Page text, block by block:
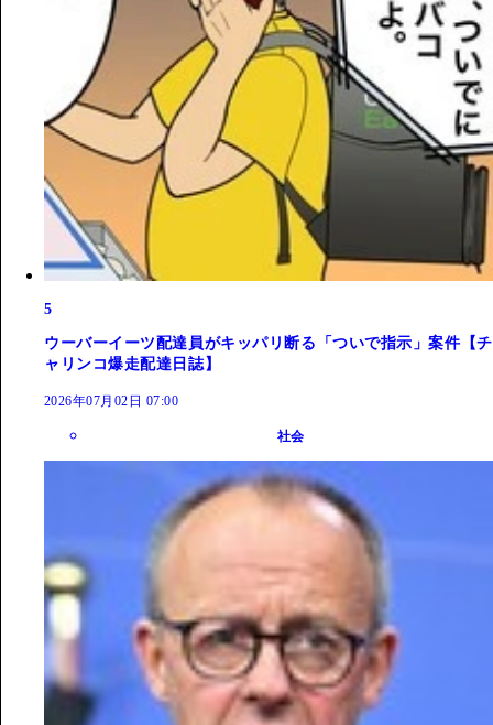
5
ウーバーイーツ配達員がキッパリ断る「ついで指示」案件【チ
ャリンコ爆走配達日誌】
2026年07月02日 07:00
社会